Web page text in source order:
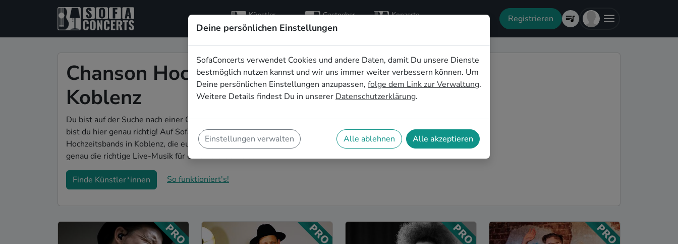
Künstler
entdecken
Gastgeber Konzerte Registrieren
Chanson Hochzeitsbands buchen in
Koblenz
Du bist auf der Suche nach einer Chanson Hochzeitsband in Koblenz für Deinen großen Tag? Dann
bist du hier genau richtig! Auf SofaConcerts findest Du eine Vielzahl an professionellen Chanson
Hochzeitsbands in Koblenz, die euer Fest zu einem echten Highlight werden lassen. Buche jetzt
genau die richtige Live-Musik für eure Feierlichkeiten!
Finde Künstler*innen So funktioniert's!
Deine persönlichen Einstellungen
SofaConcerts verwendet Cookies und andere Daten, damit Du unsere Dienste
bestmöglich nutzen kannst und wir uns immer weiter verbessern können. Um
Deine persönlichen Einstellungen anzupassen, folge dem Link zur Verwaltung.
Weitere Details findest Du in unserer Datenschutzerklärung.
Einstellungen verwalten Alle ablehnen Alle akzeptieren